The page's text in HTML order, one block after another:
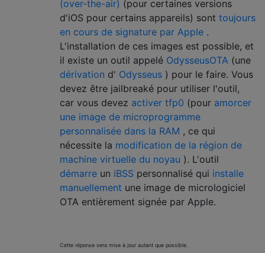
(over-the-air) (pour certaines versions
d'iOS pour certains appareils) sont toujours
en cours de signature par Apple .
L'installation de ces images est possible, et
il existe un outil appelé OdysseusOTA (une
dérivation d' Odysseus ) pour le faire. Vous
devez être jailbreaké pour utiliser l'outil,
car vous devez activer tfp0 (pour amorcer
une image de microprogramme
personnalisée dans la RAM , ce qui
nécessite la modification de la région de
machine virtuelle du noyau ). L'outil
démarre un iBSS personnalisé qui installe
manuellement une image de micrologiciel
OTA entièrement signée par Apple.
Cette réponse sera mise à jour autant que possible.